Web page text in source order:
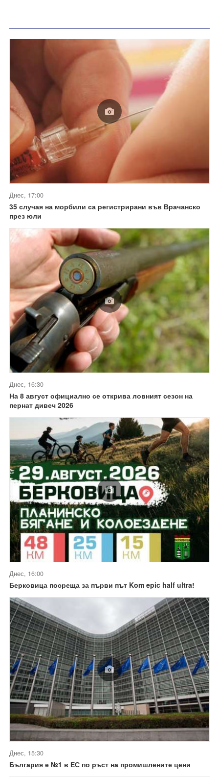
Днес, 17:00
35 случая на морбили са регистрирани във Врачанско
през юли
Днес, 16:30
На 8 август официално се открива ловният сезон на
пернат дивеч 2026
Днес, 16:00
Берковица посреща за първи път Kom epic half ultra!
Днес, 15:30
България е №1 в ЕС по ръст на промишлените цени